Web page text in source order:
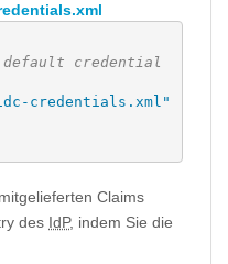
default credential
credentials.xml"
Claims
des IdP, indem Sie die